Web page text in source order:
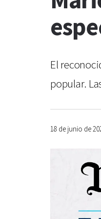
El
popular.
18 de junio de